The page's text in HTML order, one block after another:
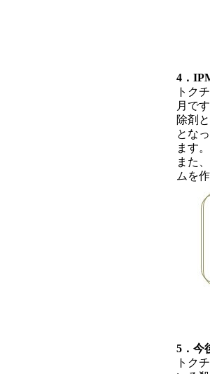
4．
トク
月で
除剤
とな
ます。
また
ムを
5．今
トク